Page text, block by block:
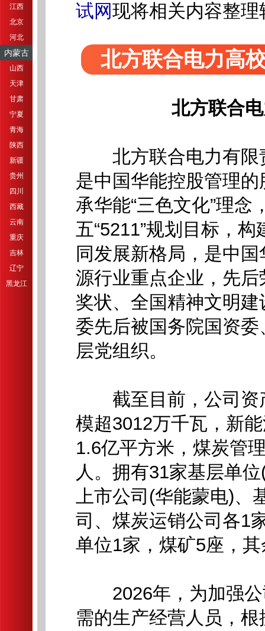
江西
北京
河北
内蒙古
山西
天津
甘肃
宁夏
青海
陕西
新疆
贵州
四川
西藏
云南
重庆
吉林
辽宁
黑龙江
试网现将相关内容整
北方联合电力高
北方联合
北方联合电力有限
是中国华能控股管理
承华能“三色文化”理念
五“5211”规划目标，
同发展新格局，是中
源行业重点企业，先
奖状、全国精神文明
委先后被国务院国资
层党组织。
截至目前，公司资
模超3012万千瓦，新
1.6亿平方米，煤炭管
人。拥有31家基层单
上市公司(华能蒙电)
司、煤炭运销公司各1
单位1家，煤矿5座，
2026年，为加强公
需的生产经营人员，